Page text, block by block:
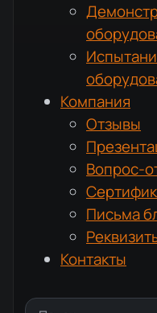
Компания
Отзывы
Вопрос-
Письма
Контакты